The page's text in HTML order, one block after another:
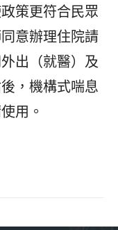
策更符合民眾
意辦理住院請
出（就醫）及
，機構式喘息
用。